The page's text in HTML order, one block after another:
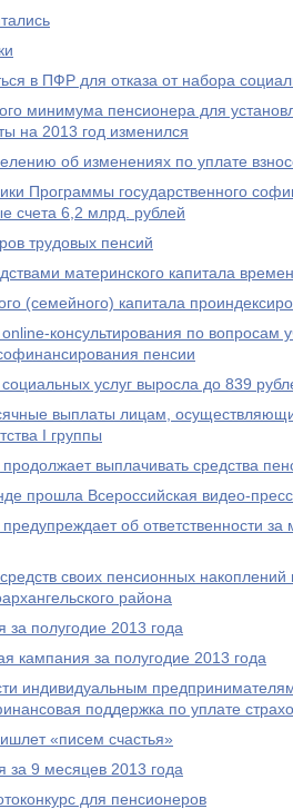
в ПФР для отказа от набора
минимума пенсионера для
на 2013 год изменился
об изменениях по уплате
Программы государственного
счета 6,2 млрд. рублей
трудовых пенсий
материнского капитала
(семейного) капитала
консультирования по вопросам
пенсии
услуг выросла до 839
выплаты лицам,
I группы
выплачивать средства
прошла Всероссийская видео-
об ответственности
своих пенсионных накоплений
района
за полугодие 2013 года
кампания за полугодие 2013 года
индивидуальным
поддержка по уплате
«писем счастья»
за 9 месяцев 2013 года
для пенсионеров